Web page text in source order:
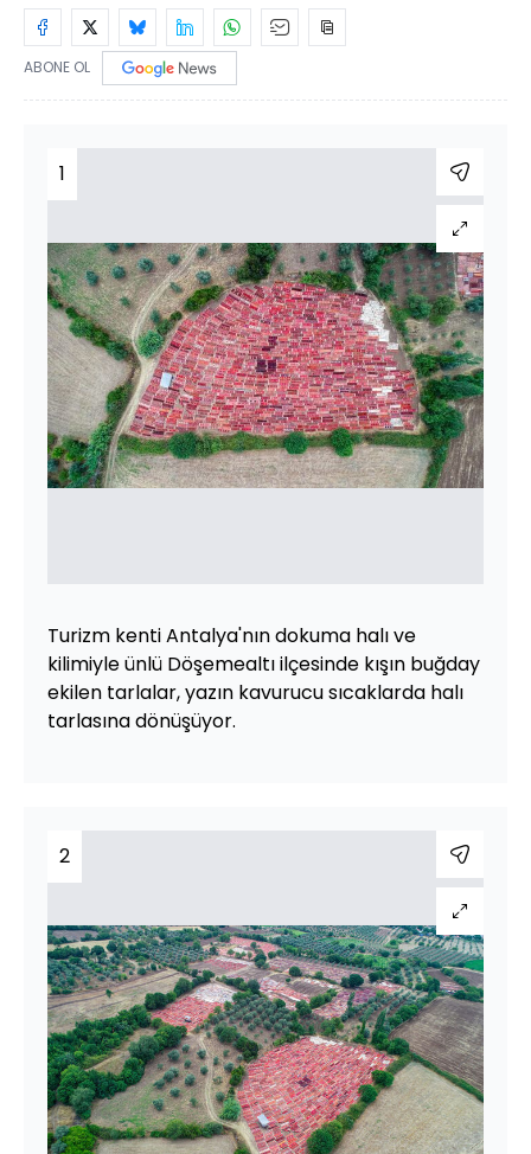
ABONE OL
1
Turizm kenti Antalya'nın dokuma halı ve
kilimiyle ünlü Döşemealtı ilçesinde kışın buğday
ekilen tarlalar, yazın kavurucu sıcaklarda halı
tarlasına dönüşüyor.
2